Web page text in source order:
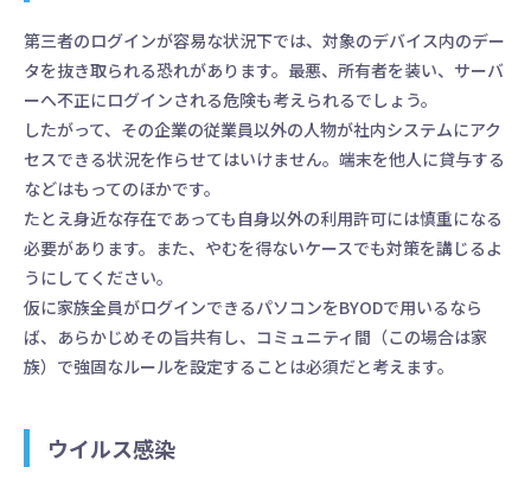
第三者のログインが容易な状況下では、対象のデバイス内のデー
タを抜き取られる恐れがあります。最悪、所有者を装い、サーバ
ーへ不正にログインされる危険も考えられるでしょう。
したがって、その企業の従業員以外の人物が社内システムにアク
セスできる状況を作らせてはいけません。端末を他人に貸与する
などはもってのほかです。
たとえ身近な存在であっても自身以外の利用許可には慎重になる
必要があります。また、やむを得ないケースでも対策を講じるよ
うにしてください。
仮に家族全員がログインできるパソコンをBYODで用いるなら
ば、あらかじめその旨共有し、コミュニティ間（この場合は家
族）で強固なルールを設定することは必須だと考えます。
ウイルス感染